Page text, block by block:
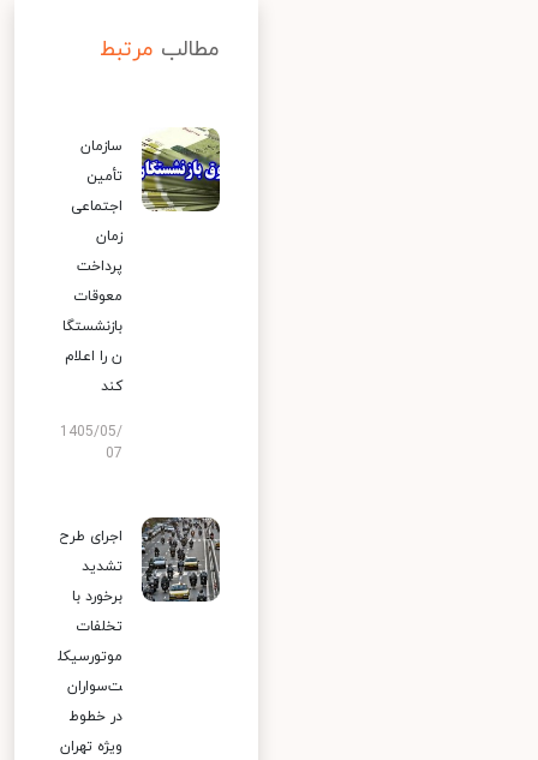
مطالب مرتبط
سازمان
تأمین
اجتماعی
زمان
پرداخت
معوقات
بازنشستگا
ن را اعلام
کند
1405/05/
07
اجرای طرح
تشدید
برخورد با
تخلفات
موتورسیکل
ت‌سواران
در خطوط
ویژه تهران